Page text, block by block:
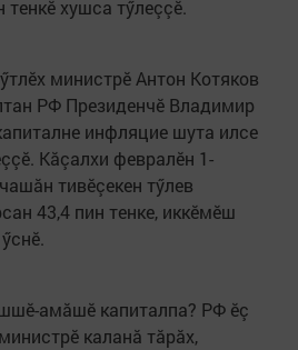
тенкӗ хушса тӳлеççӗ.
министрӗ Антон Котяков
РФ Президенчӗ Владимир
инфляцие шута илсе
Кăçалхи февралӗн 1-
тивӗçекен тӳлев
43,4 пин тенке, иккӗмӗш
амăшӗ капиталпа? РФ ӗç
каланă тăрăх,